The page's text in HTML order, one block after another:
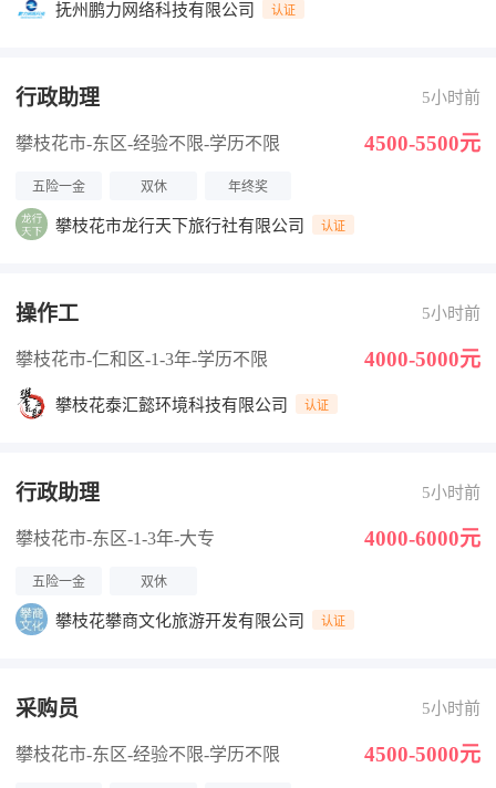
抚州鹏力网络科技有限公司 认证
行政助理 5小时前
攀枝花市-东区-经验不限-学历不限 4500-5500元
五险一金 双休 年终奖
攀枝花市龙行天下旅行社有限公司 认证
操作工 5小时前
攀枝花市-仁和区-1-3年-学历不限 4000-5000元
攀枝花泰汇懿环境科技有限公司 认证
行政助理 5小时前
攀枝花市-东区-1-3年-大专 4000-6000元
五险一金 双休
攀枝花攀商文化旅游开发有限公司 认证
采购员 5小时前
攀枝花市-东区-经验不限-学历不限 4500-5000元